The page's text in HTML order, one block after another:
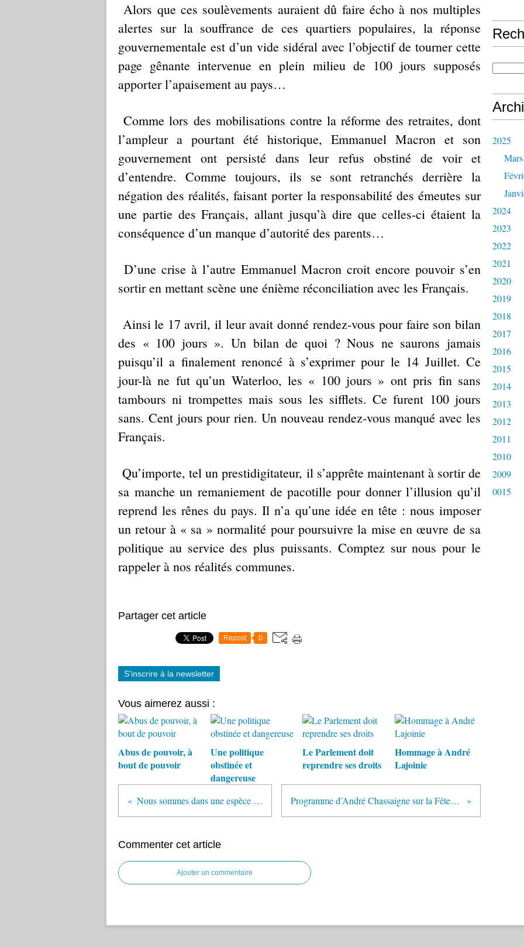
Alors que ces soulèvements auraient dû faire écho à nos multiples
alertes sur la souffrance de ces quartiers populaires, la réponse
gouvernementale est d’un vide sidéral avec l’objectif de tourner cette
page gênante intervenue en plein milieu de 100 jours supposés
apporter l’apaisement au pays…
Comme lors des mobilisations contre la réforme des retraites, dont
l’ampleur a pourtant été historique, Emmanuel Macron et son
gouvernement ont persisté dans leur refus obstiné de voir et
d’entendre. Comme toujours, ils se sont retranchés derrière la
négation des réalités, faisant porter la responsabilité des émeutes sur
une partie des Français, allant jusqu’à dire que celles-ci étaient la
conséquence d’un manque d’autorité des parents…
D’une crise à l’autre Emmanuel Macron croit encore pouvoir s’en
sortir en mettant scène une énième réconciliation avec les Français.
Ainsi le 17 avril, il leur avait donné rendez-vous pour faire son bilan
des « 100 jours ». Un bilan de quoi ? Nous ne saurons jamais
puisqu’il a finalement renoncé à s’exprimer pour le 14 Juillet. Ce
jour-là ne fut qu’un Waterloo, les « 100 jours » ont pris fin sans
tambours ni trompettes mais sous les sifflets. Ce furent 100 jours
sans. Cent jours pour rien. Un nouveau rendez-vous manqué avec les
Français.
Qu’importe, tel un prestidigitateur, il s’apprête maintenant à sortir de
sa manche un remaniement de pacotille pour donner l’illusion qu’il
reprend les rênes du pays. Il n’a qu’une idée en tête : nous imposer
un retour à « sa » normalité pour poursuivre la mise en œuvre de sa
politique au service des plus puissants. Comptez sur nous pour le
rappeler à nos réalités communes.
Partager cet article
Repost 0
S'inscrire à la newsletter
Vous aimerez aussi :
Abus de pouvoir, à
bout de pouvoir
Une politique
obstinée et
dangereuse
Le Parlement doit
reprendre ses droits
Hommage à André
Lajoinie
Nous sommes dans une espèce de démocrature Programme d’André Chassaigne sur la Fête de l'Humanité 2023
Commenter cet article
Ajouter un commentaire
2025
Mars
2024
2023
2022
2021
2020
2019
2018
2017
2016
2015
2014
2013
2012
2011
2010
2009
0015